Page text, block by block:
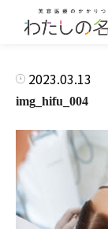
2023.03.13
img_hifu_004